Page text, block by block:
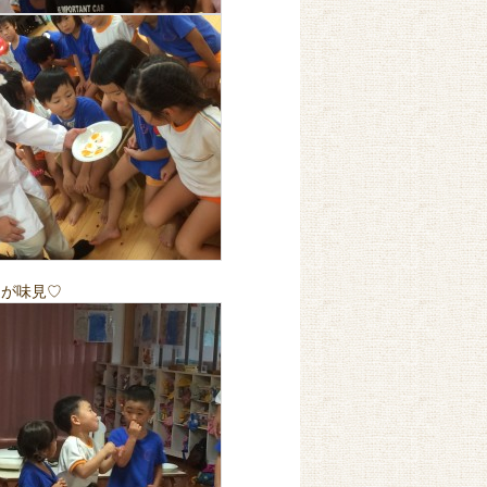
が味見♡